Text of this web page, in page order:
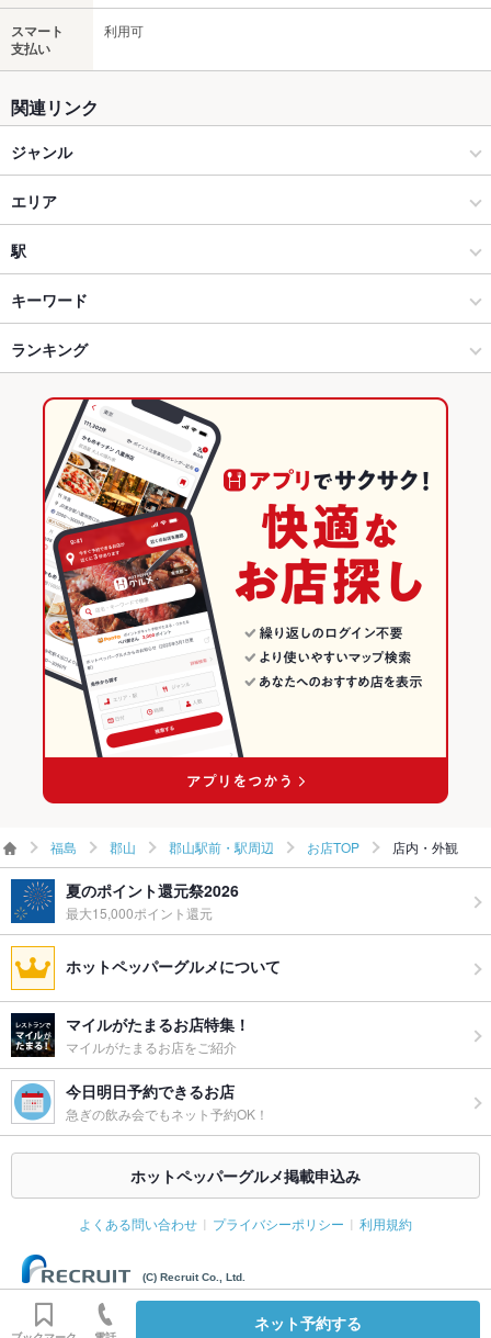
スマート
支払い
利用可
関連リンク
ジャンル
居酒屋
創作
郡山 × 居酒屋
郡山 × 創作
郡山駅 × 居酒屋
郡山駅 × 創作
ダイニングバー・バル
和風・創作
郡山 × ダイニングバー・バル
郡山 × 和風・創作
郡山駅 × ダイニングバー・バル
郡山駅 × 和風・創作
エリア
郡山駅前・駅周辺
郡山駅前・駅周辺 × 居酒屋
郡山駅前・駅周辺 × 創作
郡山駅前・駅周辺 × ダイニングバー・バル
郡山駅前・駅周辺 × 和風・創作
福島 × 居酒屋
福島 × 創作
福島 × ダイニングバー・バル
福島 × 和風・創作
駅
郡山駅
キーワード
手羽先 からあげ
アヒージョ 生ハム
ランキング
福島のグルメランキング
福島の居酒屋ランキング
郡山のグルメランキング
郡山の居酒屋ランキング
郡山駅前・駅周辺のグルメランキング
郡山駅前・駅周辺の居酒屋ランキング
福島 郡山 郡山駅前・駅周辺 お店TOP 店内・外観
夏のポイント還元祭2026
最大15,000ポイント還元
ホットペッパーグルメについて
マイルがたまるお店特集！
マイルがたまるお店をご紹介
今日明日予約できるお店
急ぎの飲み会でもネット予約OK！
ホットペッパーグルメ掲載申込み
よくある問い合わせ プライバシーポリシー 利用規約
(C) Recruit Co., Ltd.
ネット予約する